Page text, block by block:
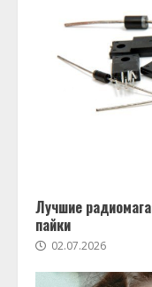
Лучшие
пайки
02.07.2026